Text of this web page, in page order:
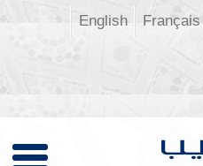
Français
English